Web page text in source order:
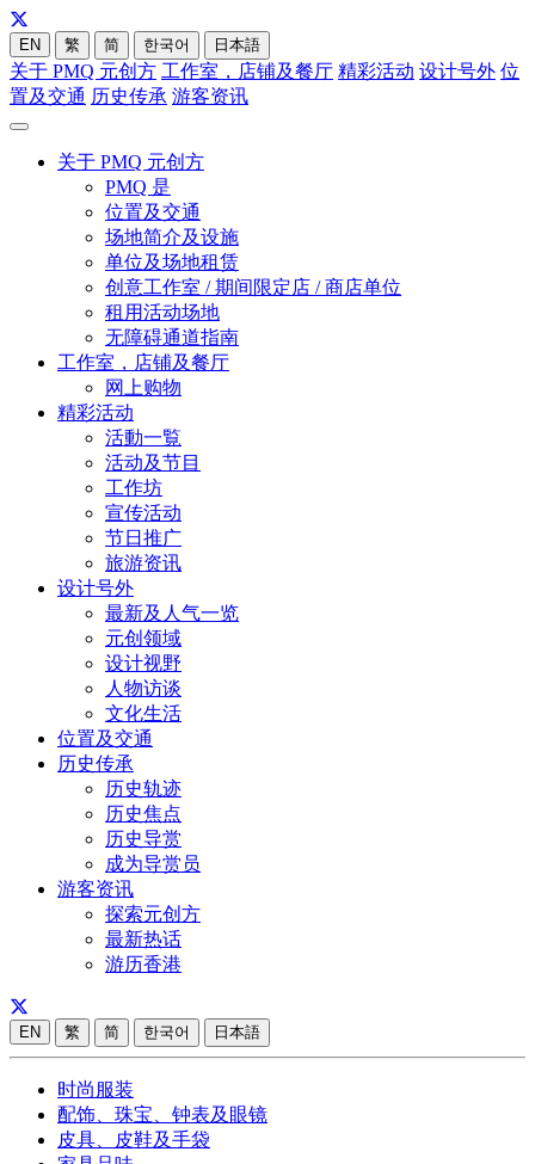
EN 繁 简 한국어 日本語
关于 PMQ 元创方 工作室，店铺及餐厅 精彩活动 设计号外 位
置及交通 历史传承 游客资讯
关于 PMQ 元创方
PMQ 是
位置及交通
场地简介及设施
单位及场地租赁
创意工作室 / 期间限定店 / 商店单位
租用活动场地
无障碍通道指南
工作室，店铺及餐厅
网上购物
精彩活动
活動一覧
活动及节目
工作坊
宣传活动
节日推广
旅游资讯
设计号外
最新及人气一览
元创领域
设计视野
人物访谈
文化生活
位置及交通
历史传承
历史轨迹
历史焦点
历史导赏
成为导赏员
游客资讯
探索元创方
最新热话
游历香港
EN 繁 简 한국어 日本語
时尚服装
配饰、珠宝、钟表及眼镜
皮具、皮鞋及手袋